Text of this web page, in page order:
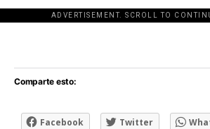
ADVERTISEMENT. SCROLL TO
[adsforwp
Comparte esto:
Facebook Twitter